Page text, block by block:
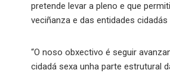
pretende levar a pleno e que
veciñanza e das entidades
“O noso obxectivo é seguir
cidadá sexa unha parte estrutural